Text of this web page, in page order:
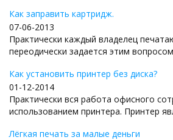
Как заправить картридж.
07-06-2013
Практически каждый владелец
переодически задается этим
Как установить принтер без диска?
01-12-2014
Практически вся работа офисного
использованием принтера. Принтер
Лёгкая печать за малые деньги